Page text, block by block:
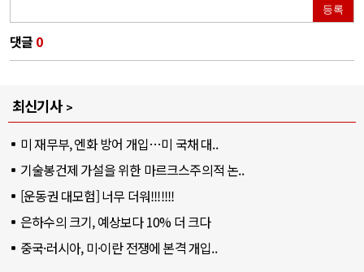
등록
댓글 0
최신기사
미 재무부, 엔화 방어 개입…미 국채 대..
기술봉건제 가설을 위한 마르크스주의적 논..
[운동권 대모험] 너무 더워!!!!!!!
은하수의 크기, 예상보다 10% 더 크다
중국·러시아, 미·이란 전쟁에 본격 개입..